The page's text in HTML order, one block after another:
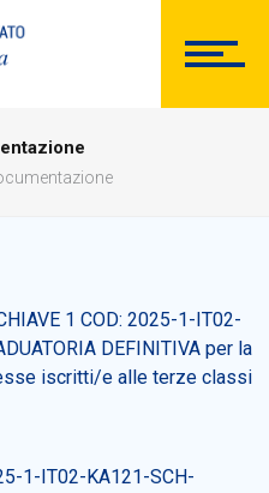
1 COD: 2025-1-IT02-
DEFINITIVA per la
iscritti/e alle terze classi
1-IT02-KA121-SCH-